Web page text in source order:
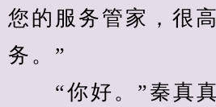
您的服务管家，很
务。”
“你好。”秦真真